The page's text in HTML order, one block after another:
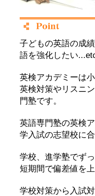
子どもの英語の成
語を強化したい
英検アカデミーは
英検対策やリスニ
門塾です。
英語専門塾の英検
学入試の志望校に
学校、進学塾でず
短期間で偏差値を
学校対策から入試